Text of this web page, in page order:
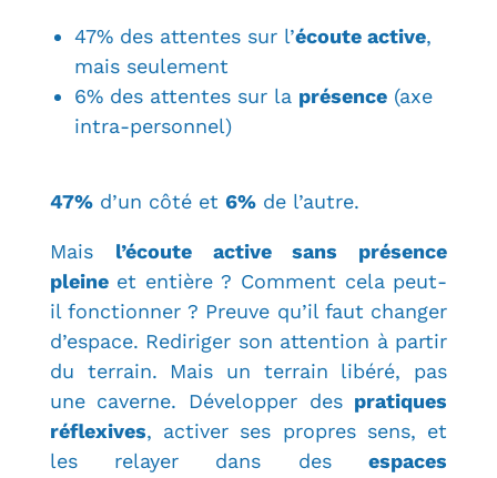
47% des attentes sur l’écoute active,
mais seulement
6% des attentes sur la présence(axe
intra-personnel)
47%d’un côté et 6%de l’autre.
Mais l’écoute active sans présence
pleineet entière ? Comment cela peut-
il fonctionner ? Preuve qu’il faut changer
d’espace. Rediriger son attention à partir
du terrain. Mais un terrain libéré, pas
une caverne. Développer des pratiques
réflexives, activer ses propres sens, et
les relayer dans desespaces